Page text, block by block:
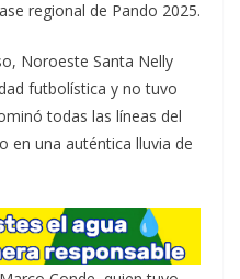
regional de Pando 2025.
Noroeste Santa Nelly
futbolística y no tuvo
todas las líneas del
en una auténtica lluvia de